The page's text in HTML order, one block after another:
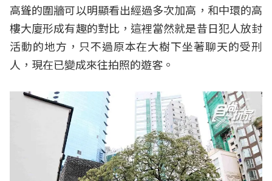
高聳的圍牆可以明顯看出經過多次加高，和中環的高
樓大廈形成有趣的對比，這裡當然就是昔日犯人放封
活動的地方，只不過原本在大樹下坐著聊天的受刑
人，現在已變成來往拍照的遊客。